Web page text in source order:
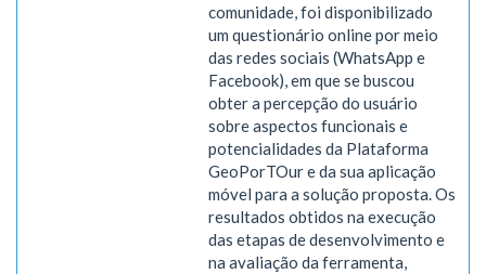
comunidade, foi disponibilizado
um questionário online por meio
das redes sociais (WhatsApp e
Facebook), em que se buscou
obter a percepção do usuário
sobre aspectos funcionais e
potencialidades da Plataforma
GeoPorTOur e da sua aplicação
móvel para a solução proposta. Os
resultados obtidos na execução
das etapas de desenvolvimento e
na avaliação da ferramenta,